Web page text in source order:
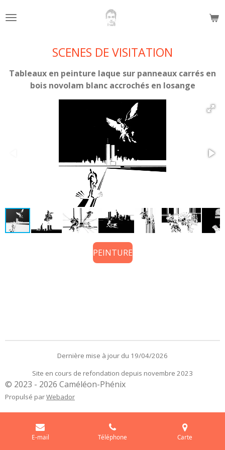
au
SCENES DE VISITATION
Tableaux en peinture laque sur panneaux carrés en
bois novolam blanc accrochés en losange
PEINTURE
Dernière mise à jour du 19/04/2026
Site en cours de refondation depuis novembre 2023
© 2023 - 2026 Caméléon-Phénix
Propulsé parWebador
E-mail Téléphone Carte